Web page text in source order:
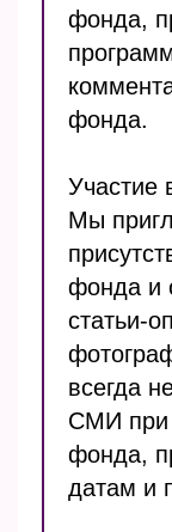
фонда,
фонда.
Участие
Мы
фонда и
статьи-
всегда
СМИ при
фонда,
датам и